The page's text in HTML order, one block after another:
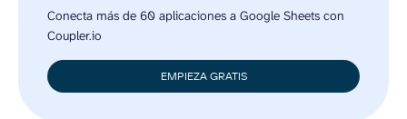
Conecta más de 60 aplicaciones a Google Sheets con
Coupler.io
EMPIEZA GRATIS